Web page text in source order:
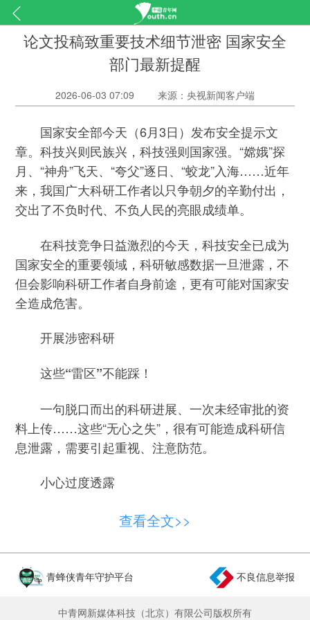
论文投稿致重要技术细节泄密 国家安全
部门最新提醒
2026-06-03 07:09 来源：央视新闻客户端
国家安全部今天（6月3日）发布安全提示文
章。科技兴则民族兴，科技强则国家强。“嫦娥”探
月、“神舟”飞天、“夸父”逐日、“蛟龙”入海……近年
来，我国广大科研工作者以只争朝夕的辛勤付出，
交出了不负时代、不负人民的亮眼成绩单。
在科技竞争日益激烈的今天，科技安全已成为
国家安全的重要领域，科研敏感数据一旦泄露，不
但会影响科研工作者自身前途，更有可能对国家安
全造成危害。
开展涉密科研
这些“雷区”不能踩！
一句脱口而出的科研进展、一次未经审批的资
料上传……这些“无心之失”，很有可能造成科研信
息泄露，需要引起重视、注意防范。
小心过度透露
国家保密部门披露案件显示，某科研人员在向
率，未经单位保密审查，在论文附录、补充材料中
详细列出了设备核心结构、关键技术参数、特色实
相关责任人被追责问责。
查看全文>>
青蜂侠青年守护平台 不良信息举报
中青网新媒体科技（北京）有限公司版权所有